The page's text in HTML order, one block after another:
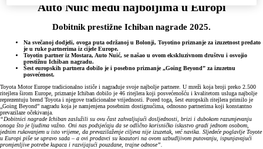
Auto Nuić među najboljima u Europi
Dobitnik prestižne Ichiban nagrade 2025.
Na svečanoj dodjeli, ovoga puta održanoj u Bolonji, Toyotino priznanje za izuzetnost predato
je u ruke partnerima iz cijele Europe.
Toyotin partner iz Mostara, Auto Nuić, se našao u ovom ekskluzivnom društvu i osvojio
prestižnu Ichiban nagradu.
Šest europskih partnera dobilo je i posebno priznanje „Going Beyond” za izuzetnu
posvećenost.
Toyota Motor Europe tradicionalno ističe i nagrađuje svoje najbolje partnere. U mreži koja broji preko 2.500
ritejlera širom Europe, priznanje Ichiban dobilo je 46 ritejlera koji posvećenošću i kvalitetom usluga najbolje
reprezentuju brend Toyota i njegove tradicionalne vrijednosti. Pored toga, šest europskih ritejlera primilo je
„Going Beyond” nagradu koja je namjenjena posebnim dostignućima, odnosno partnerima koji konstantno
prevazilaze očekivanja.
“Dobitnici nagrade Ichiban zaslužili su ovu čast zahvaljujući dosljednosti, brizi i dubokom razumjevanju
onoga što je ljudima važno. Oni nas podsjećaju da se odlično korisničko iskustvo gradi jednom osobom,
jednim rukovanjem u isto vrijeme, da prevazilaženje ciljeva nije izuzetak, već navika. Sljedeće poglavlje Toyote
u Europi piše se upravo sada – a ovi prodavci su koautori na ovom uzbudljivom putovanju, ispunjavajući
promjenljive potrebe kupaca i razvijajući pouzdane, trajne odnose”.